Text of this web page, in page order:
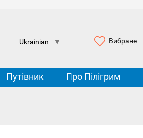
Ukrainian ▼ Вибране
Путівник Про Пілігрим